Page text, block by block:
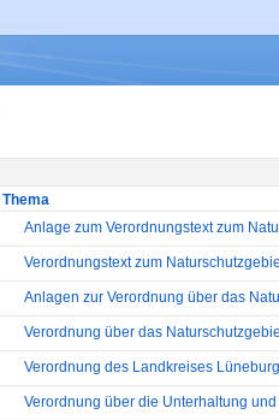
Thema
Anlage zum Verordnungstext zum
Verordnungstext zum
Anlagen zur Verordnung über das
Verordnung über das
Verordnung des Landkreises
Verordnung über die Unterhaltung